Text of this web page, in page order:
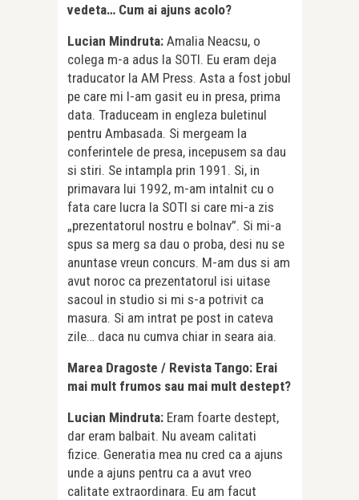
vedeta… Cum ai ajuns acolo?
Lucian Mindruta: Amalia Neacsu, o
colega m-a adus la SOTI. Eu eram deja
traducator la AM Press. Asta a fost jobul
pe care mi l-am gasit eu in presa, prima
data. Traduceam in engleza buletinul
pentru Ambasada. Si mergeam la
conferintele de presa, incepusem sa dau
si stiri. Se intampla prin 1991. Si, in
primavara lui 1992, m-am intalnit cu o
fata care lucra la SOTI si care mi-a zis
„prezentatorul nostru e bolnav”. Si mi-a
spus sa merg sa dau o proba, desi nu se
anuntase vreun concurs. M-am dus si am
avut noroc ca prezentatorul isi uitase
sacoul in studio si mi s-a potrivit ca
masura. Si am intrat pe post in cateva
zile… daca nu cumva chiar in seara aia.
Marea Dragoste / Revista Tango: Erai
mai mult frumos sau mai mult destept?
Lucian Mindruta: Eram foarte destept,
dar eram balbait. Nu aveam calitati
fizice. Generatia mea nu cred ca a ajuns
unde a ajuns pentru ca a avut vreo
calitate extraordinara. Eu am facut